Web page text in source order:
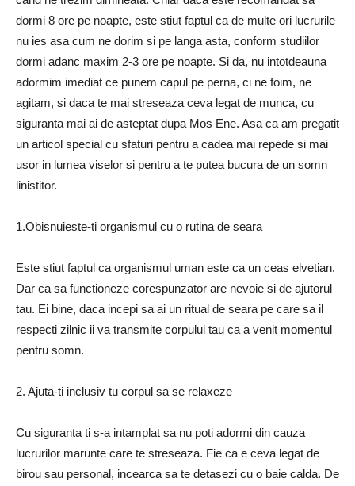
dormi 8 ore pe noapte, este stiut faptul ca de multe ori lucrurile
nu ies asa cum ne dorim si pe langa asta, conform studiilor
dormi adanc maxim 2-3 ore pe noapte. Si da, nu intotdeauna
adormim imediat ce punem capul pe perna, ci ne foim, ne
agitam, si daca te mai streseaza ceva legat de munca, cu
siguranta mai ai de asteptat dupa Mos Ene. Asa ca am pregatit
un articol special cu sfaturi pentru a cadea mai repede si mai
usor in lumea viselor si pentru a te putea bucura de un somn
linistitor.
1.Obisnuieste-ti organismul cu o rutina de seara
Este stiut faptul ca organismul uman este ca un ceas elvetian.
Dar ca sa functioneze corespunzator are nevoie si de ajutorul
tau. Ei bine, daca incepi sa ai un ritual de seara pe care sa il
respecti zilnic ii va transmite corpului tau ca a venit momentul
pentru somn.
2. Ajuta-ti inclusiv tu corpul sa se relaxeze
Cu siguranta ti s-a intamplat sa nu poti adormi din cauza
lucrurilor marunte care te streseaza. Fie ca e ceva legat de
birou sau personal, incearca sa te detasezi cu o baie calda. De